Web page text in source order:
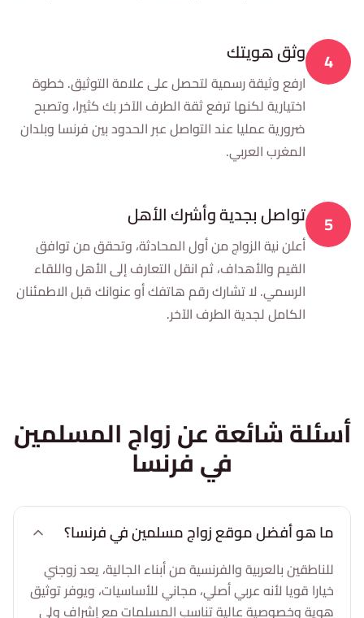
4 وثق هويتك
ارفع وثيقة رسمية لتحصل على علامة التوثيق. خطوة
اختيارية لكنها ترفع ثقة الطرف الآخر بك كثيرا، وتصبح
ضرورية عمليا عند التواصل عبر الحدود بين فرنسا وبلدان
المغرب العربي.
5 تواصل بجدية وأشرك الأهل
أعلن نية الزواج من أول المحادثة، وتحقق من توافق
القيم والأهداف، ثم انقل التعارف إلى الأهل واللقاء
الرسمي. لا تشارك رقم هاتفك أو عنوانك قبل الاطمئنان
الكامل لجدية الطرف الآخر.
أسئلة شائعة عن زواج المسلمين
في فرنسا
ما هو أفضل موقع زواج مسلمين في فرنسا؟
للناطقين بالعربية والفرنسية من أبناء الجالية، يعد زوجني
خيارا قويا لأنه عربي أصلي، مجاني للأساسيات، ويوفر توثيق
هوية وخصوصية عالية تناسب المسلمات مع إشراف ولي